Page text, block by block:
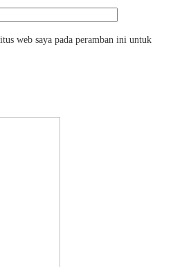
web saya pada peramban ini untuk